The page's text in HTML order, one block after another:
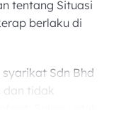
tentang Situasi
berlaku di
Sdn Bhd
dan tidak